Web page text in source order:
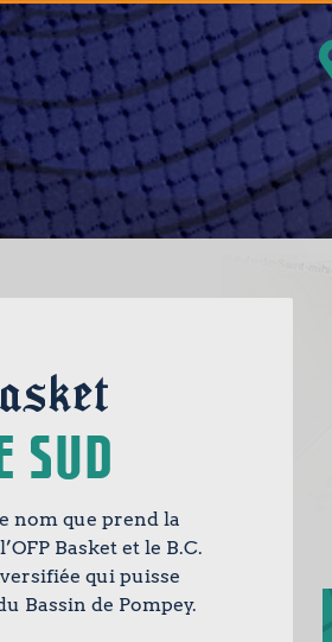
Sud
nom que prend la
Basket et le B.C.
qui puisse
Bassin de Pompey.